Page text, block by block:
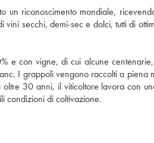
un riconoscimento mondiale,
secchi, demi-sec e dolci, tutti di
e con vigne, di cui alcune
I grappoli vengono raccolti a piena
oltre 30 anni, il viticoltore lavora con
condizioni di coltivazione.